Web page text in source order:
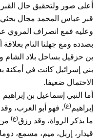
أعلى صور ولتحقيق حال
قبر عباس المحمد مجال
وعليه فمع انصراف المروي
بصدده ومع جهلنا التام بعلاقة
بن حزقيل بساحل بلاد الشام
بني إسرائيل كانت في أمكنة
الاحتمال ضعيفا.
أما النبي إسماعيل بن
إبراهيم(ع)، فهو أبو العرب،
ما يذكر الرواة، وقد رزق(ع)
قيدار، إربل، ميم، مسمع،